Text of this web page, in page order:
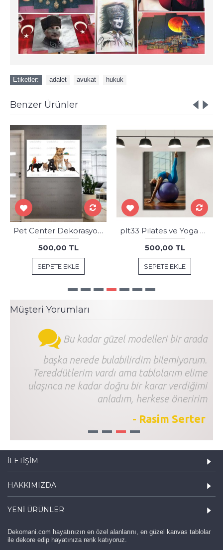
Etiketler: adalet avukat hukuk
Benzer Ürünler
Pet Center Dekorasyon Veteriner Kliniği Tabloları kns-49
500,00 TL
SEPETE EKLE
plt33 Pilates ve Yoga Spor Salonu Tablosu
500,00 TL
SEPETE EKLE
Müşteri Yorumları
Bu kadar güzel modelleri bir arada
başka nerede bulabilirdim bilemiyorum.
Tereddütlerim vardı ama tablolarım elime
ulaşınca ne kadar doğru bir karar verdiğimi
anladım, herkese öneririm
- Rasim Serter
1 2 3 4
İLETIŞIM
HAKKIMIZDA
YENI ÜRÜNLER
Dekomani.com hayatınızın en özel alanlarını, en güzel kanvas tablolar
ile dekore edip hayatınıza renk katıyoruz.